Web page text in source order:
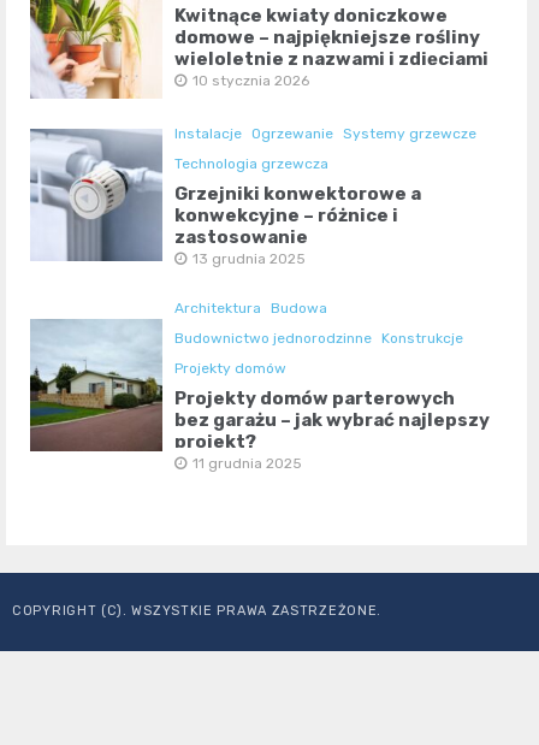
Kwitnące kwiaty doniczkowe
domowe – najpiękniejsze rośliny
wieloletnie z nazwami i zdjęciami
10 stycznia 2026
Instalacje Ogrzewanie Systemy grzewcze
Technologia grzewcza
Grzejniki konwektorowe a
konwekcyjne – różnice i
zastosowanie
13 grudnia 2025
Architektura
Budowa
Budownictwo jednorodzinne Konstrukcje
Projekty domów
Projekty domów parterowych
bez garażu – jak wybrać najlepszy
projekt?
11 grudnia 2025
COPYRIGHT (C). WSZYSTKIE PRAWA ZASTRZEŻONE.